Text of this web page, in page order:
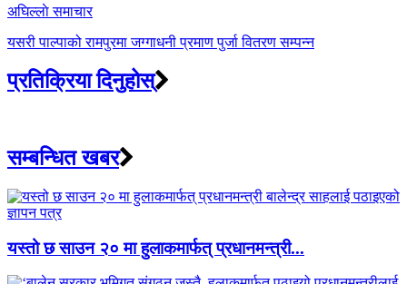
अघिल्लाे समाचार
यसरी पाल्पाको रामपुरमा जग्गाधनी प्रमाण पुर्जा वितरण सम्पन्न
प्रतिक्रिया दिनुहोस्
सम्बन्धित खबर
यस्तो छ साउन २० मा हुलाकमार्फत् प्रधानमन्त्री...